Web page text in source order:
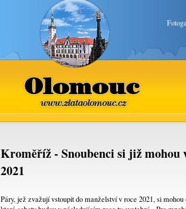
Olomouc
www.zlataolomouc.cz
Kroměříž - Snoubenci si již
2021
Páry, jež zvažují vstoupit do manželství v roce 2021, si